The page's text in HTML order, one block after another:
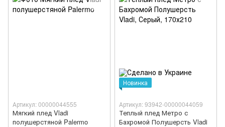
Артикул: 00000044555
Мягкий плед Vladi
полушерстяной Palermo
Новинка
Артикул: 93942-00000044059
Теплый плед Метро с
Бахромой Полушерсть Vladi